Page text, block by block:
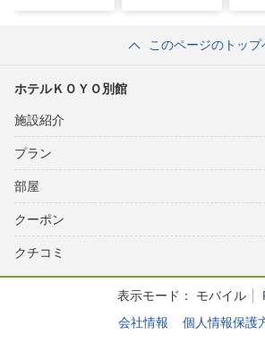
このページのトップ
ホテルＫＯＹＯ別館
施設紹介
プラン
部屋
クーポン
クチコミ
表示モード： モバイル
会社情報
個人情報保護